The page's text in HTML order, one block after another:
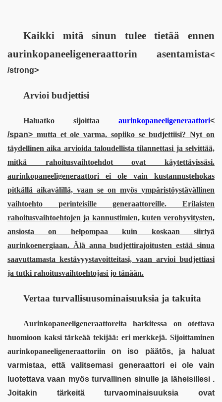
Kaikki mitä sinun tulee tietää ennen
aurinkopaneeligeneraattorin asentamista<
/strong>
Arvioi budjettisi
Haluatko sijoittaa aurinkopaneeligeneraattori<
/span> mutta et ole varma, sopiiko se budjettiisi? Nyt on
täydellinen aika arvioida taloudellista tilannettasi ja selvittää,
aurinkopaneeligeneraattori ei ​​ole vain kustannustehokas
pitkällä aikavälillä, vaan se on myös ympäristöystävällinen
vaihtoehto perinteisille generaattoreille. Erilaisten
rahoitusvaihtoehtojen ja kannustimien, kuten verohyvitysten,
ansiosta on helpompaa kuin koskaan siirtyä
aurinkoenergiaan. Älä anna budjettirajoitusten estää sinua
saavuttamasta kestävyystavoitteitasi, vaan arvioi budjettiasi
ja tutki rahoitusvaihtoehtojasi jo tänään.
Vertaa turvallisuusominaisuuksia ja takuita
Aurinkopaneeligeneraattoreita harkitessa on otettava
aurinkopaneeligeneraattoriin on iso päätös, ja haluat
varmistaa, että valitsemasi generaattori ei ole vain
luotettava vaan myös turvallinen sinulle ja läheisillesi .
Joitakin tärkeitä turvaominaisuuksia ovat